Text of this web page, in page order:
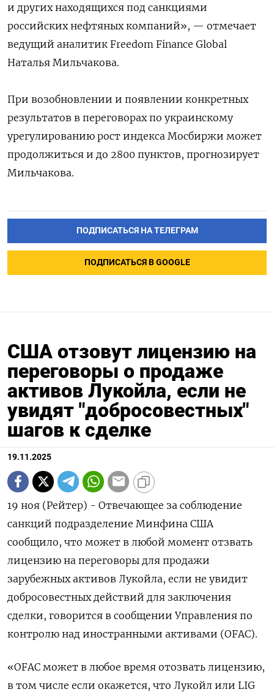
и других находящихся под санкциями
российских нефтяных компаний», — отмечает
ведущий аналитик Freedom Finance Global
Наталья Мильчакова.
При возобновлении и появлении конкретных
результатов в переговорах по украинскому
урегулированию рост индекса Мосбиржи может
продолжиться и до 2800 пунктов, прогнозирует
Мильчакова.
ПОДПИСАТЬСЯ НА ТЕЛЕГРАМ
ПОДПИСАТЬСЯ В GOOGLE
США отзовут лицензию на
переговоры о продаже
активов Лукойла, если не
увидят "добросовестных"
шагов к сделке
19.11.2025
19 ноя (Рейтер) - Отвечающее за соблюдение
санкций подразделение Минфина США
сообщило, что может в любой момент отзвать
лицензию на переговоры для продажи
зарубежных активов Лукойла, если не увидит
добросовестных действий для заключения
сделки, говорится в сообщении Управления по
контролю над иностранными активами (OFAC).
«OFAC может в любое время отозвать лицензию,
в том числе если окажется, что Лукойл или LIG